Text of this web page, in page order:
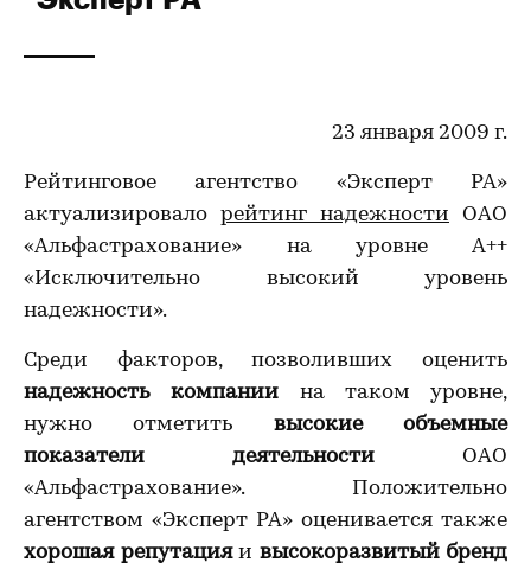
23 января 2009 г.
Рейтинговое агентство «Эксперт РА»
актуализировало рейтинг надежности ОАО
«Альфастрахование» на уровне А++
«Исключительно высокий уровень
надежности».
Среди факторов, позволивших оценить
надежность компаниина таком уровне,
нужно отметить высокие объемные
показатели деятельности ОАО
«Альфастрахование». Положительно
агентством «Эксперт РА» оценивается также
хорошая репутацияи высокоразвитый бренд